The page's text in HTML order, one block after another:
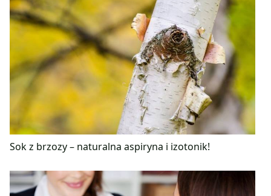
Sok z brzozy – naturalna aspiryna i izotonik!